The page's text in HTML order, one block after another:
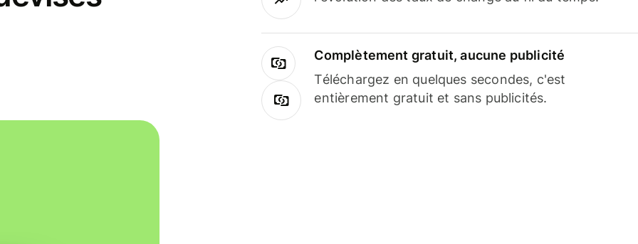
Complètement gratuit, aucune publicité
Téléchargez en quelques secondes, c'est
entièrement gratuit et sans publicités.